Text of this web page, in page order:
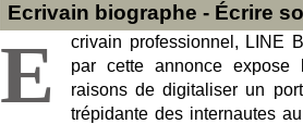
Ecrivain biographe - Écrire
E
crivain professionnel, LINE
par cette annonce expose
raisons de digitaliser un
trépidante des internautes